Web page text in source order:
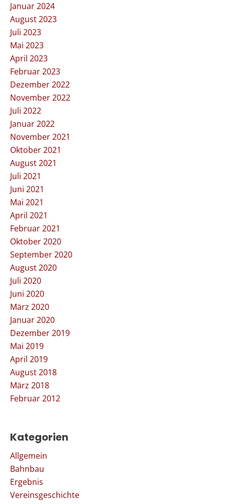
Januar 2024
August 2023
Juli 2023
Mai 2023
April 2023
Februar 2023
Dezember 2022
November 2022
Juli 2022
Januar 2022
November 2021
Oktober 2021
August 2021
Juli 2021
Juni 2021
Mai 2021
April 2021
Februar 2021
Oktober 2020
September 2020
August 2020
Juli 2020
Juni 2020
März 2020
Januar 2020
Dezember 2019
Mai 2019
April 2019
August 2018
März 2018
Februar 2012
Kategorien
Allgemein
Bahnbau
Ergebnis
Vereinsgeschichte